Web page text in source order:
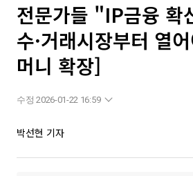
전문가들 "IP금융 확
수·거래시장부터 열
머니 확장]
수정 2026-01-22 16:59
박선현 기자